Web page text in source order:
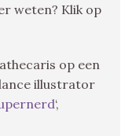
weten? Klik op
op een
illustrator
‘,